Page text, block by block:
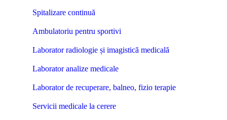
Spitalizare continuă
Ambulatoriu pentru sportivi
Laborator radiologie și imagistică medicală
Laborator analize medicale
Laborator de recuperare, balneo, fizio terapie
Servicii medicale la cerere